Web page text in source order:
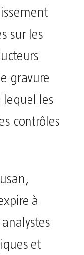
sur les
gravure
lequel les
contrôles
à
et